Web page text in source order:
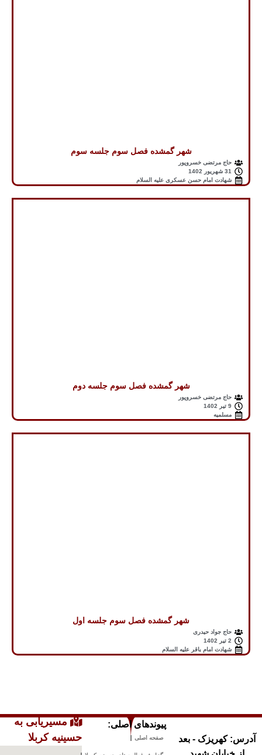
شهر گمشده فصل سوم جلسه سوم
حاج مرتضی خسروپور
31 شهریور 1402
شهادت امام حسن عسکری علیه السلام
شهر گمشده فصل سوم جلسه دوم
حاج مرتضی خسروپور
9 تیر 1402
مسلمیه
شهر گمشده فصل سوم جلسه اول
حاج جواد حیدری
2 تیر 1402
شهادت امام باقر علیه السلام
آدرس: کهریزک - بعد
پیوندهای اصلی:
صفحه اصلی
مسیریابی به
حسینیه کربلا